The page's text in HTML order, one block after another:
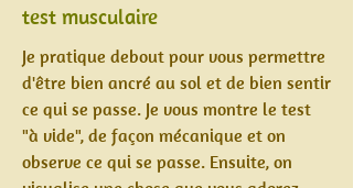
test musculaire
Je pratique debout pour vous permettre
d'être bien ancré au sol et de bien sentir
ce qui se passe. Je vous montre le test
"à vide", de façon mécanique et on
observe ce qui se passe. Ensuite, on